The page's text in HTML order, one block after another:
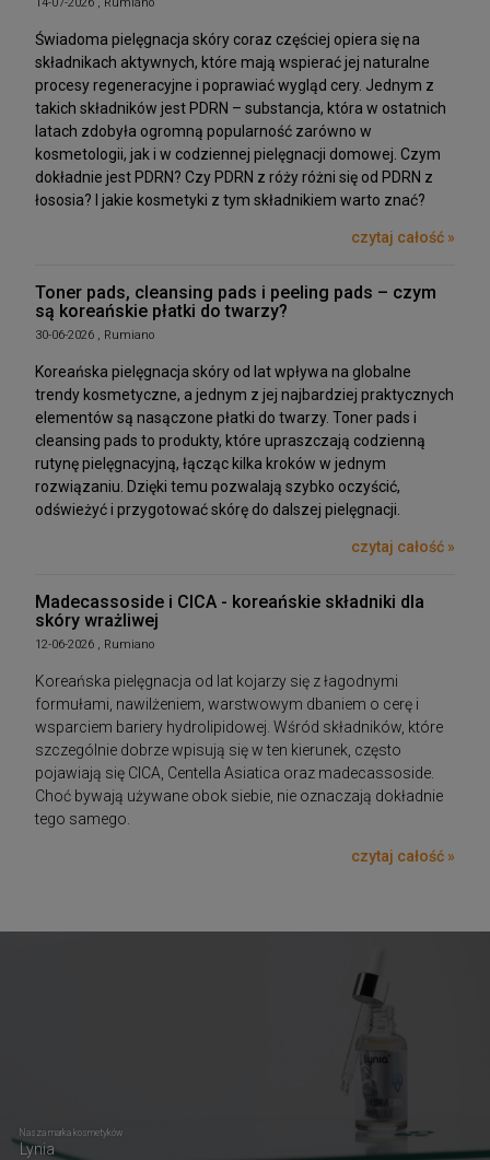
14-07-2026 , Rumiano
Świadoma pielęgnacja skóry coraz częściej opiera się na
składnikach aktywnych, które mają wspierać jej naturalne
procesy regeneracyjne i poprawiać wygląd cery. Jednym z
takich składników jest PDRN – substancja, która w ostatnich
latach zdobyła ogromną popularność zarówno w
kosmetologii, jak i w codziennej pielęgnacji domowej. Czym
dokładnie jest PDRN? Czy PDRN z róży różni się od PDRN z
łososia? I jakie kosmetyki z tym składnikiem warto znać?
czytaj całość »
Toner pads, cleansing pads i peeling pads – czym
są koreańskie płatki do twarzy?
30-06-2026 , Rumiano
Koreańska pielęgnacja skóry od lat wpływa na globalne
trendy kosmetyczne, a jednym z jej najbardziej praktycznych
elementów są nasączone płatki do twarzy. Toner pads i
cleansing pads to produkty, które upraszczają codzienną
rutynę pielęgnacyjną, łącząc kilka kroków w jednym
rozwiązaniu. Dzięki temu pozwalają szybko oczyścić,
odświeżyć i przygotować skórę do dalszej pielęgnacji.
czytaj całość »
Madecassoside i CICA - koreańskie składniki dla
skóry wrażliwej
12-06-2026 , Rumiano
Koreańska pielęgnacja od lat kojarzy się z łagodnymi
formułami, nawilżeniem, warstwowym dbaniem o cerę i
wsparciem bariery hydrolipidowej. Wśród składników, które
szczególnie dobrze wpisują się w ten kierunek, często
pojawiają się CICA, Centella Asiatica oraz madecassoside.
Choć bywają używane obok siebie, nie oznaczają dokładnie
tego samego.
czytaj całość »
Nasza marka kosmetyków
Lynia